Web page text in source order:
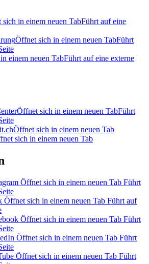
sich in einem neuen TabFührt auf eine
Öffnet sich in einem neuen TabFührt
einem neuen TabFührt auf eine externe
Öffnet sich in einem neuen TabFührt
Öffnet sich in einem neuen Tab
sich in einem neuen Tab
Öffnet sich in einem neuen Tab Führt
Öffnet sich in einem neuen Tab Führt auf
Öffnet sich in einem neuen Tab Führt
Öffnet sich in einem neuen Tab Führt
Öffnet sich in einem neuen Tab Führt